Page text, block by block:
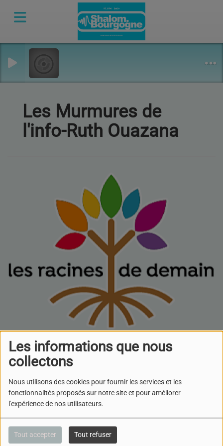
Les informations que nous
collectons
Nous utilisons des cookies pour fournir les services et les
fonctionnalités proposés sur notre site et pour améliorer
l'expérience de nos utilisateurs.
Tout accepter Tout refuser
Les Murmures de
l'info-Ruth Ouazana
14 MAI 2024
ÉCOUTER LE PODCAST
Aurore a reçu Ruth
Ouazana de l’ Association les Racines de Demain .
Association fondée en 2017 qui œuvre pour la construction
avec l’aide de spécialistes de l’éducation informelle et du